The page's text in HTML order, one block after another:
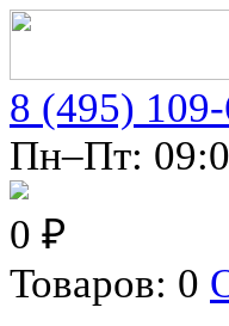
8 (495)
Пн–Пт:
0 ₽
Товаров: 0